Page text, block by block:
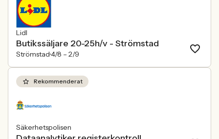
Lidl
Butikssäljare 20-25h/v - Strömstad
Strömstad4/8 – 2/9
Rekommenderat
Säkerhetspolisen